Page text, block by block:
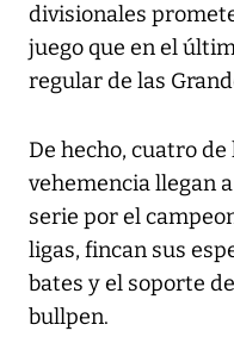
divisionales
juego que en el
regular de las
De hecho, cuatro
vehemencia llegan
serie por el
ligas, fincan sus
bates y el soporte
bullpen.